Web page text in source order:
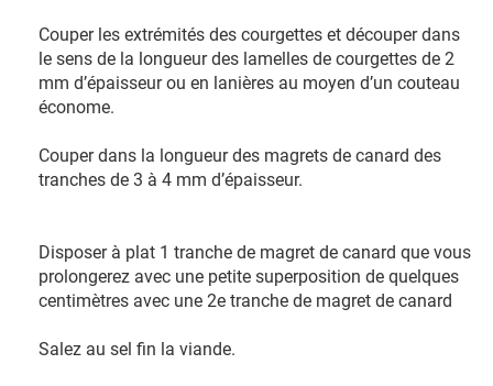
Couper les extrémités des courgettes et découper dans
le sens de la longueur des lamelles de courgettes de 2
mm d’épaisseur ou en lanières au moyen d’un couteau
économe.
Couper dans la longueur des magrets de canard des
tranches de 3 à 4 mm d’épaisseur.
Disposer à plat 1 tranche de magret de canard que vous
prolongerez avec une petite superposition de quelques
centimètres avec une 2e tranche de magret de canard
Salez au sel fin la viande.